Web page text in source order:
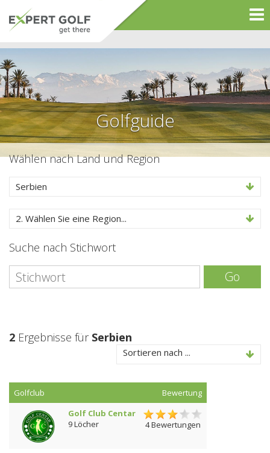
Golfguide
Wählen nach Land und Region
Serbien
2. Wählen Sie eine Region...
Suche nach Stichwort
Go
2 Ergebnisse für Serbien
Sortieren nach ...
Golfclub
Bewertung
Golf Club Centar
9 Löcher
4 Bewertungen